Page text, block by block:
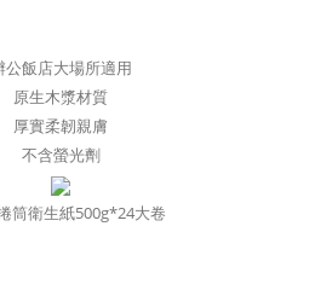
公飯店大場所適用
原生木漿材質
厚實柔韌親膚
不含螢光劑
筒衛生紙500g*24大卷